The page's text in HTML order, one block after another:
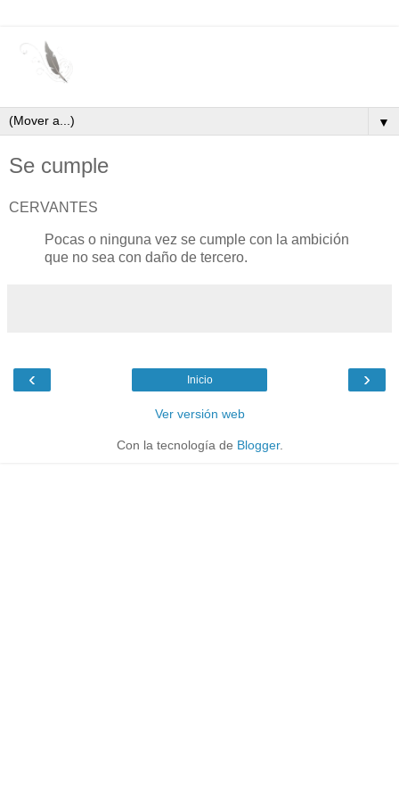
▼
Se cumple
CERVANTES
Pocas o ninguna vez se cumple con la ambición
que no sea con daño de tercero.
‹ ›
Inicio
Ver versión web
Con la tecnología de Blogger.